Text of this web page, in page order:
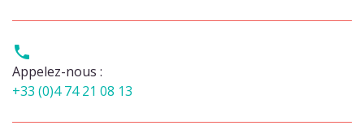

Appelez-nous :
+33 (0)4 74 21 08 13